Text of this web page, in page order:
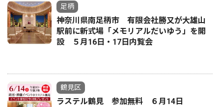
足柄
神奈川県南足柄市 有限会社勝又が大雄山
駅前に新式場「メモリアルだいゆう」を開
設 ５月16日・17日内覧会
鶴見区
ラステル鶴見 参加無料 ６月14日